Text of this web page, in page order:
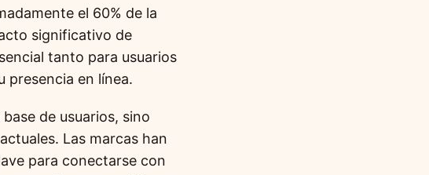
el 60% de la
significativo de
tanto para usuarios
presencia en línea.
de usuarios, sino
Las marcas han
para conectarse con